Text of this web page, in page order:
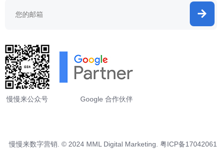
慢慢来公众号 Google 合作伙伴
慢慢来数字营销. © 2024 MML Digital Marketing. 粤ICP备17042061